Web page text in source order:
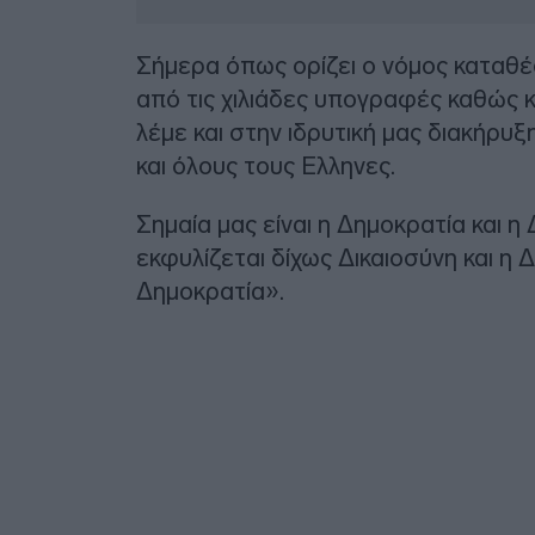
Σήμερα όπως ορίζει ο νόμος
από τις χιλιάδες υπογραφές καθώς
λέμε και στην ιδρυτική μας
και όλους τους Ελληνες.
Σημαία μας είναι η Δημοκρατία και η
εκφυλίζεται δίχως Δικαιοσύνη και η
Δημοκρατία».